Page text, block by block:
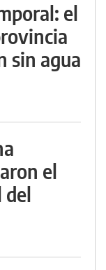
el
sin agua
el
del